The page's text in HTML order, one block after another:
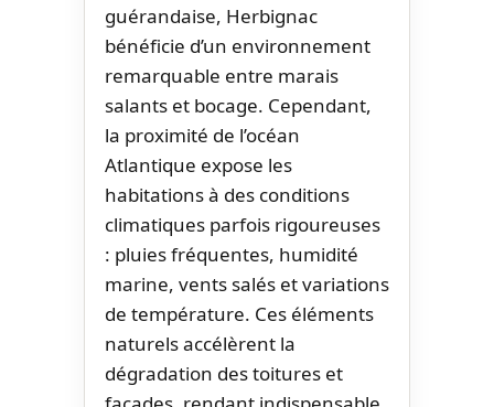
guérandaise, Herbignac
bénéficie d’un environnement
remarquable entre marais
salants et bocage. Cependant,
la proximité de l’océan
Atlantique expose les
habitations à des conditions
climatiques parfois rigoureuses
: pluies fréquentes, humidité
marine, vents salés et variations
de température. Ces éléments
naturels accélèrent la
dégradation des toitures et